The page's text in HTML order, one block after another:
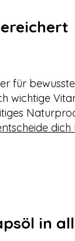
für
wichtige
dich
in